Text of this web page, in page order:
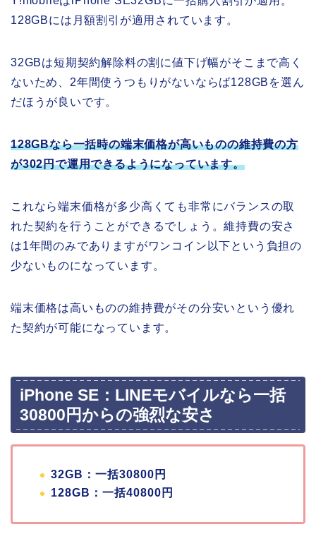
128GBには月額割引が適用されています。
32GBは短期契約解除料の割に値下げ幅がそこまで高く
ないため、2年間使うつもりがないならば128GBを選ん
だほうが良いです。
128GBなら一括時の端末価格が高いものの維持費の方
が302円で運用できるようになっています。
これなら端末価格が多少高くても非常にバランスの取
れた契約を行うことができるでしょう。維持費の安さ
は1年間のみでありますがワンコイン以下という負担の
少ないものになっています。
端末価格は高いものの維持費がその分安いという優れ
た契約が可能になっています。
iPhone SE：LINEモバイルなら一括
30800円からの強烈な安さ
32GB：一括30800円
128GB：一括40800円